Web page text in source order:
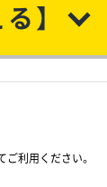
】
利用ください。